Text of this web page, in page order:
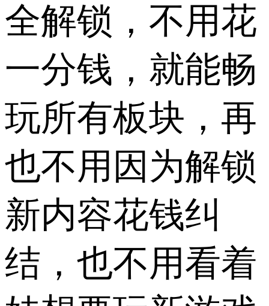
全解锁，不用花
一分钱，就能畅
玩所有板块，再
也不用因为解锁
新内容花钱纠
结，也不用看着